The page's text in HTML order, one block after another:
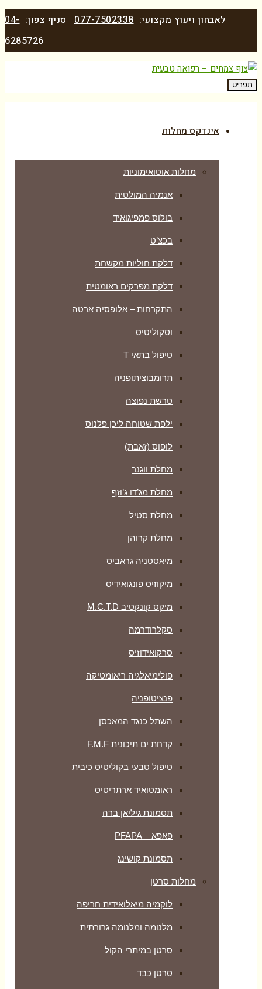
לאבחון ויעוץ מקצועי:077-7502338 סניף צפון:04-
6285726
תפריט
אינדקס מחלות
מחלות אוטואימוניות
אנמיה המולטית
בולוס פמפיגואיד
בכצ’ט
דלקת חוליות מקשחת
דלקת מפרקים ראומטית
התקרחות – אלופסיה ארטה
וסקוליטיס
טיפול בתאי T
תרומבוציתופניה
טרשת נפוצה
ילפת שטוחה ליכן פלנוס
לופוס (זאבת)
מחלת ווגנר
מחלת מג’דו ג’וזף
מחלת סטיל
מחלת קרוהן
מיאסטניה גראביס
מיקוזיס פונגואידיס
מיקס קונקטיב M.C.T.D
סקלרודרמה
סרקואידוזיס
פולימיאלגיה ריאומטיקה
‏פנציטופניה
השתל כנגד המאכסן
קדחת ים תיכונית F.M.F
טיפול טבעי בקוליטיס כיבית
ראומטואיד ארתריטיס
תסמונת גיליאן ברה
פאפא – PFAPA
תסמונת קושינג
מחלות סרטן
לוקמיה מיאלואידית חריפה
מלנומה ומלנומה גרורתית
סרטן במיתרי הקול
סרטן כבד